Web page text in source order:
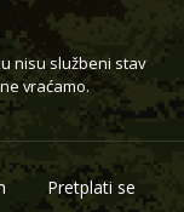
nisu službeni stav
vraćamo.
Pretplati se